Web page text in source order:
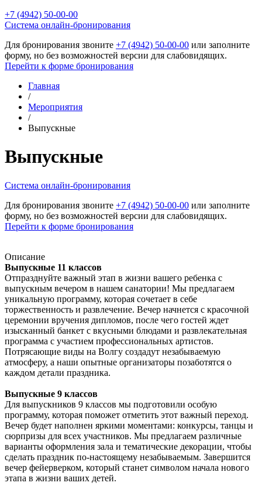
+7 (4942) 50-00-00
Cистема онлайн-бронирования
Для бронирования звоните +7 (4942) 50-00-00 или заполните
форму, но без возможностей версии для слабовидящих.
Перейти к форме бронирования
Главная
/
Мероприятия
/
Выпускные
Выпускные
Cистема онлайн-бронирования
Для бронирования звоните +7 (4942) 50-00-00 или заполните
форму, но без возможностей версии для слабовидящих.
Перейти к форме бронирования
Описание
Выпускные 11 классов
Отпразднуйте важный этап в жизни вашего ребенка с
выпускным вечером в нашем санатории! Мы предлагаем
уникальную программу, которая сочетает в себе
торжественность и развлечение. Вечер начнется с красочной
церемонии вручения дипломов, после чего гостей ждет
изысканный банкет с вкусными блюдами и развлекательная
программа с участием профессиональных артистов.
Потрясающие виды на Волгу создадут незабываемую
атмосферу, а наши опытные организаторы позаботятся о
каждом детали праздника.
Выпускные 9 классов
Для выпускников 9 классов мы подготовили особую
программу, которая поможет отметить этот важный переход.
Вечер будет наполнен яркими моментами: конкурсы, танцы и
сюрпризы для всех участников. Мы предлагаем различные
варианты оформления зала и тематические декорации, чтобы
сделать праздник по-настоящему незабываемым. Завершится
вечер фейерверком, который станет символом начала нового
этапа в жизни ваших детей.